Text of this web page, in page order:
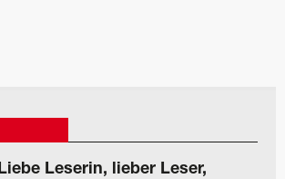
Liebe Leserin, lieber Leser,